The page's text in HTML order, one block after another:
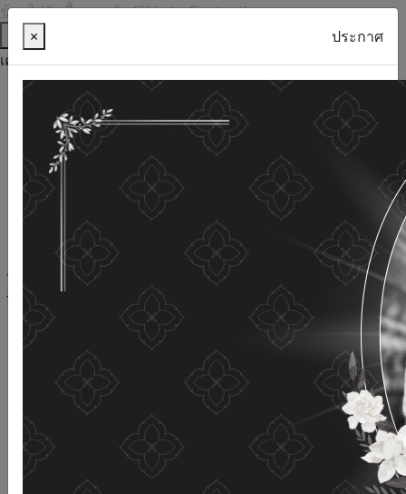
ข้ามไปยังเนื้อหาหลัก (Skip to Content)
ช่วยเหลือ
เครื่องมือการเข้าถึง
ภาษาไทย
ภาษาอังกฤษ
เพิ่มขนาดตัวอักษร
ลดขนาดตัวอักษร
ขนาดตัวอักษรปกติ
ความคมชัดสูง
ความคมชัดเชิงลบ
ความคมชัดปกติ
เปิดอ่านด้วยเสียง
ปิดอ่านด้วยเสียง
ผังเว็บไซต์
เว็บไซต์นี้ใช้คุกกี้ (Cookies)
กรมกิจการผู้สูงอายุ
ให้ความสำคัญต่อข้อมูลส่วนบุคคลของ
ท่าน เพื่อการพัฒนาและปรับปรุงเว็บไซต์ หากท่านใช้บริการ
เว็บไซต์นี้โดยไม่มีการปรับตั้งค่าใดๆ แสดงว่าท่านยินยอมที่จะ
รับคุกกี้บนเว็บไซต์ และนโยบายสิทธิส่วนบุคคลของเรา
ดูรายละเอียด ยอมรับทั้งหมด
× ประกาศ